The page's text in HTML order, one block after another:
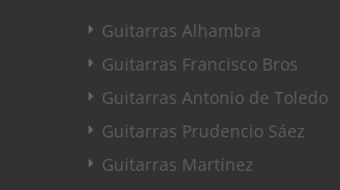
Guitarras Alhambra
Guitarras Francisco Bros
Guitarras Antonio de Toledo
Guitarras Prudencio Sáez
Guitarras Martínez